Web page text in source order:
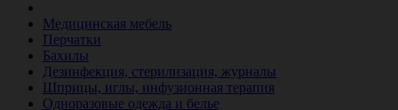
Медицинская мебель
Перчатки
Бахилы
Дезинфекция, стерилизация, журналы
Шприцы, иглы, инфузионная терапия
Одноразовые одежда и белье